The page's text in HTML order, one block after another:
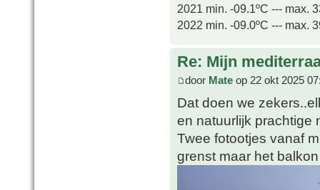
2021 min. -09.1ºC --- max.
2022 min. -09.0ºC --- max.
Re: Mijn
door Mate op 22 okt 2025
Dat doen we
en natuurlijk prachtige
Twee fotootjes vanaf
grenst maar het